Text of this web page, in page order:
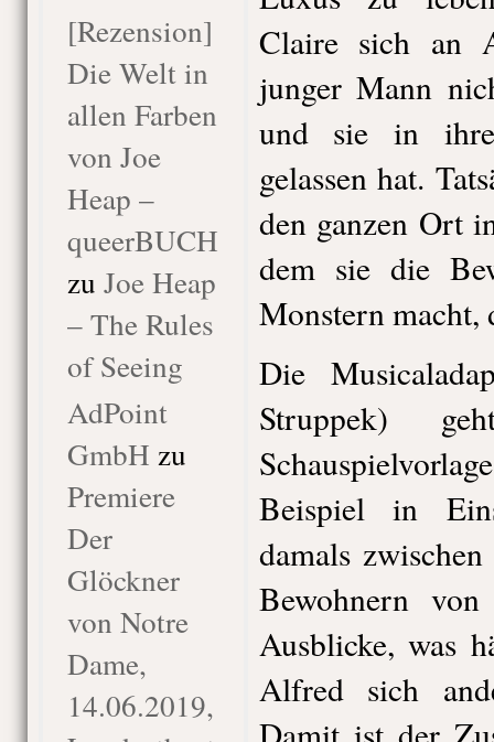
[Rezension]
Die Welt in
allen Farben
von Joe
Heap –
queerBUCH
zu Joe Heap
– The Rules
of Seeing
AdPoint
GmbH zu
Premiere
Der
Glöckner
von Notre
Dame,
14.06.2019,
Claire sich an
junger Mann
und sie in
gelassen hat.
den ganzen Ort
dem sie die
Monstern macht,
Die
Struppek)
Beispiel in
damals
Bewohnern
Ausblicke, was
Alfred sich